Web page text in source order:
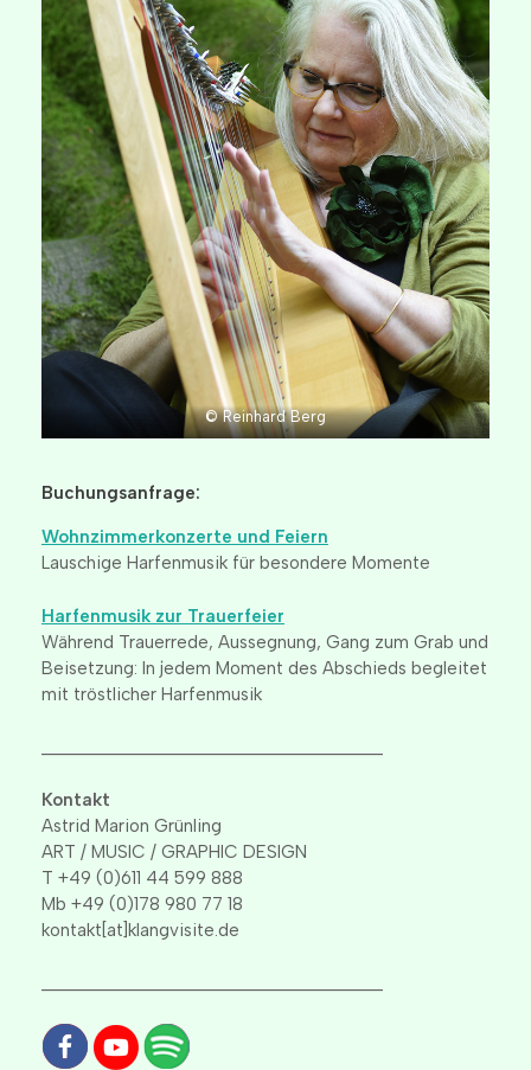
© Reinhard Berg
Buchungsanfrage:
Wohnzimmerkonzerte und Feiern
Lauschige Harfenmusik für besondere Momente
Harfenmusik zur Trauerfeier
Während Trauerrede, Aussegnung, Gang zum Grab und
Beisetzung: In jedem Moment des Abschieds begleitet
mit tröstlicher Harfenmusik
Kontakt
Astrid Marion Grünling
ART / MUSIC / GRAPHIC DESIGN
T +49 (0)611 44 599 888
Mb +49 (0)178 980 77 18
kontakt[at]klangvisite.de